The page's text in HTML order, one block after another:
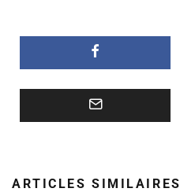
ARTICLES SIMILAIRES